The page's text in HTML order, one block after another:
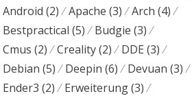
Android (2) Apache (3) Arch (4)
Bestpractical (5) Budgie (3)
Cmus (2) Creality(2) DDE (3)
Debian (5) Deepin (6) Devuan (3)
Ender3 (2) Erweiterung(3)